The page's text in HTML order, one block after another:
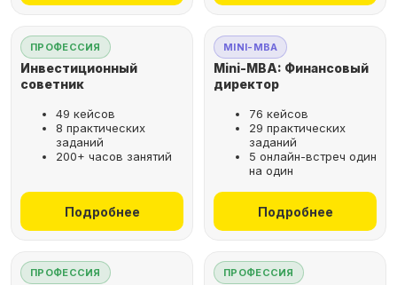
ПРОФЕССИЯ
Инвестиционный
советник
49 кейсов
8 практических
заданий
200+ часов занятий
Подробнее
MINI-MBA
Mini-MBA: Финансовый
директор
76 кейсов
29 практических
заданий
5 онлайн-встреч один
на один
Подробнее
ПРОФЕССИЯ ПРОФЕССИЯ